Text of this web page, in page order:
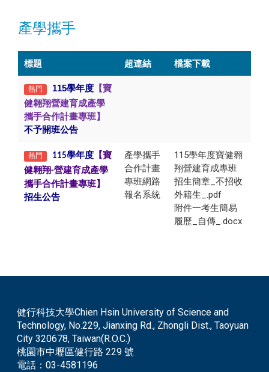
產學攜手
標題 超連結 檔案下載
熱門 115學年度 【寶
健翱翔營建育成產學
攜手合作計畫專班】
不予開班公告
熱門 115學年度 【寶
健翱翔-營建育成產學
攜手合作計畫專班】
招生公告
產學攜手
合作計畫
專班網路
報名系統
115學年度寶健翱
翔營建育成專班
招生簡章_不招收
外籍生_.pdf
附件一考生簡易
履歷_自傳_.docx
健行科技大學Chien Hsin University of Science and
Technology, No.229, Jianxing Rd., Zhongli Dist., Taoyuan
City 320678, Taiwan(R.O.C.)
桃園市中壢區健行路 229 號
電話：03-4581196